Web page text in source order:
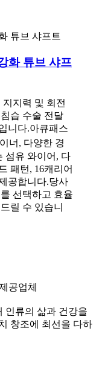
화 튜브 샤프
지력 및 회전
습 수술 전달
니다.아큐패스
너, 다양한 경
섬유 와이어, 다
패턴, 16캐리어
공합니다.당사
선택하고 효율
릴 수 있습니
공업체
인류의 삶과 건강을
창조에 최선을 다하